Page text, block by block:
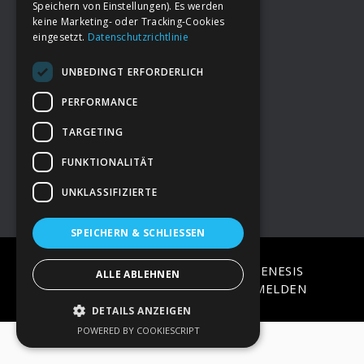
FooterDeine Spende
→ Impressum
→Kontakt zum PAO Team
COPYRIGHT © 2026 · ON
GENESIS
FRAMEWORK·WORDPRESS·ANMELDEN
Speichern von Einstellungen). Es werden
keine Marketing- oder Tracking-Cookies
eingesetzt. Datenschutzrichtlinie
UNBEDINGT ERFORDERLICH
PERFORMANCE
TARGETING
FUNKTIONALITÄT
UNKLASSIFIZIERTE
SPEICHERN & SCHLIESSEN
ALLE ABLEHNEN
DETAILS ANZEIGEN
POWERED BY COOKIESCRIPT